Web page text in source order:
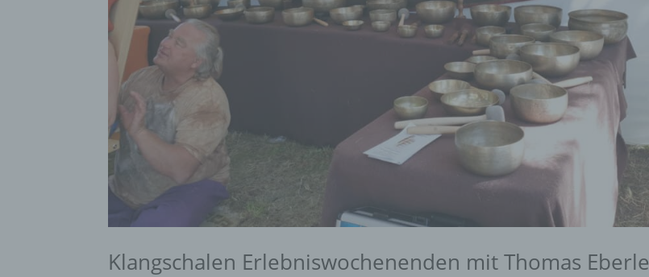
Klangschalen Erlebniswochenenden mit Thomas Eberle